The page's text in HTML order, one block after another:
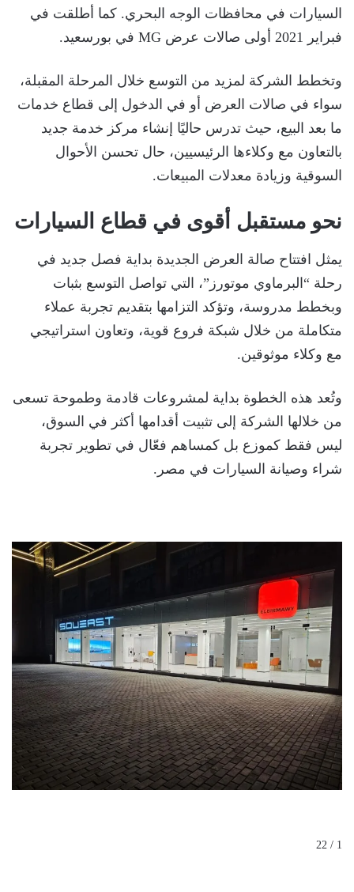
السيارات في محافظات الوجه البحري. كما أطلقت في
فبراير 2021 أولى صالات عرض MG في بورسعيد.
وتخطط الشركة لمزيد من التوسع خلال المرحلة المقبلة،
سواء في صالات العرض أو في الدخول إلى قطاع خدمات
ما بعد البيع، حيث تدرس حاليًا إنشاء مركز خدمة جديد
بالتعاون مع وكلاءها الرئيسيين، حال تحسن الأحوال
السوقية وزيادة معدلات المبيعات.
نحو مستقبل أقوى في قطاع السيارات
يمثل افتتاح صالة العرض الجديدة بداية فصل جديد في
رحلة “البرماوي موتورز”، التي تواصل التوسع بثبات
وبخطط مدروسة، وتؤكد التزامها بتقديم تجربة عملاء
متكاملة من خلال شبكة فروع قوية، وتعاون استراتيجي
مع وكلاء موثوقين.
وتُعد هذه الخطوة بداية لمشروعات قادمة وطموحة تسعى
من خلالها الشركة إلى تثبيت أقدامها أكثر في السوق،
ليس فقط كموزع بل كمساهم فعّال في تطوير تجربة
شراء وصيانة السيارات في مصر.
1 / 22